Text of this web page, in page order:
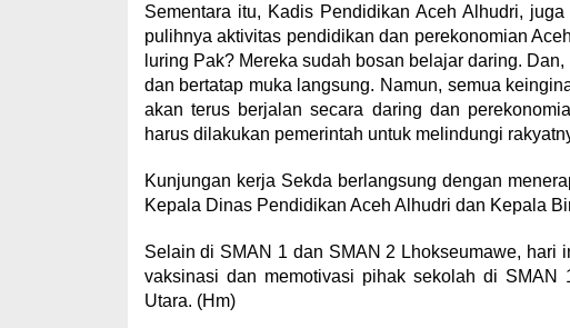
Sementara itu, Kadis Pendidikan Aceh Alhudri,
pulihnya aktivitas pendidikan dan perekonomian
luring Pak? Mereka sudah bosan belajar daring.
dan bertatap muka langsung. Namun, semua
akan terus berjalan secara daring dan
harus dilakukan pemerintah untuk melindungi
Kunjungan kerja Sekda berlangsung dengan
Kepala Dinas Pendidikan Aceh Alhudri dan Kepala
Selain di SMAN 1 dan SMAN 2 Lhokseumawe, hari
vaksinasi dan memotivasi pihak sekolah di
Utara. (Hm)